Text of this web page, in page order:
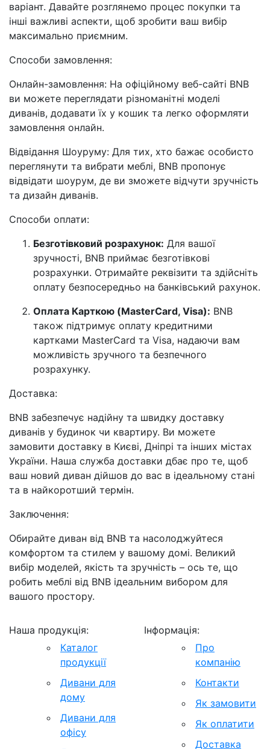
варіант. Давайте розглянемо процес покупки та
інші важливі аспекти, щоб зробити ваш вибір
максимально приємним.
Способи замовлення:
Онлайн-замовлення: На офіційному веб-сайті BNB
ви можете переглядати різноманітні моделі
диванів, додавати їх у кошик та легко оформляти
замовлення онлайн.
Відвідання Шоуруму: Для тих, хто бажає особисто
переглянути та вибрати меблі, BNB пропонує
відвідати шоурум, де ви зможете відчути зручність
та дизайн диванів.
Способи оплати:
Безготівковий розрахунок: Для вашої
зручності, BNB приймає безготівкові
розрахунки. Отримайте реквізити та здійсніть
оплату безпосередньо на банківський рахунок.
Оплата Карткою (MasterCard, Visa): BNB
також підтримує оплату кредитними
картками MasterCard та Visa, надаючи вам
можливість зручного та безпечного
розрахунку.
Доставка:
BNB забезпечує надійну та швидку доставку
диванів у будинок чи квартиру. Ви можете
замовити доставку в Києві, Дніпрі та інших містах
України. Наша служба доставки дбає про те, щоб
ваш новий диван дійшов до вас в ідеальному стані
та в найкоротший термін.
Заключення:
Обирайте диван від BNB та насолоджуйтеся
комфортом та стилем у вашому домі. Великий
вибір моделей, якість та зручність – ось те, що
робить меблі від BNB ідеальним вибором для
вашого простору.
Наша продукція:
Каталог
продукції
Дивани для
дому
Дивани для
офісу
Інформація:
Про
компанію
Контакти
Як замовити
Як оплатити
Доставка